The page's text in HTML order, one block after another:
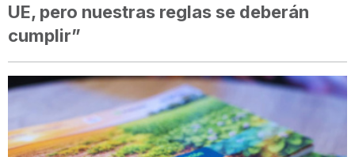
UE, pero nuestras reglas se deberán
cumplir”